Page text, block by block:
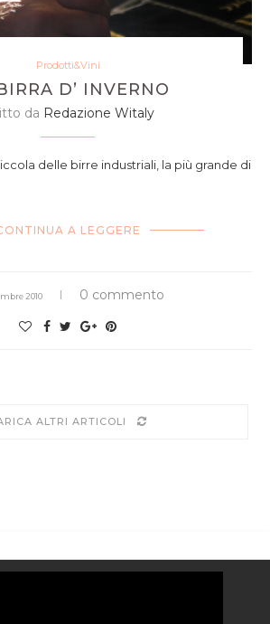
Prodotti&Vini
D’ INVERNO
da Redazione Witaly
delle birre industriali, la più grande di
A LEGGERE
2010 0 commento
ALTRI ARTICOLI